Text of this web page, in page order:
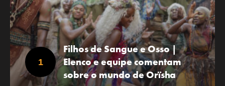
Filhos de Sangue e Osso |
Elenco e equipe comentam
sobre o mundo de Orïsha